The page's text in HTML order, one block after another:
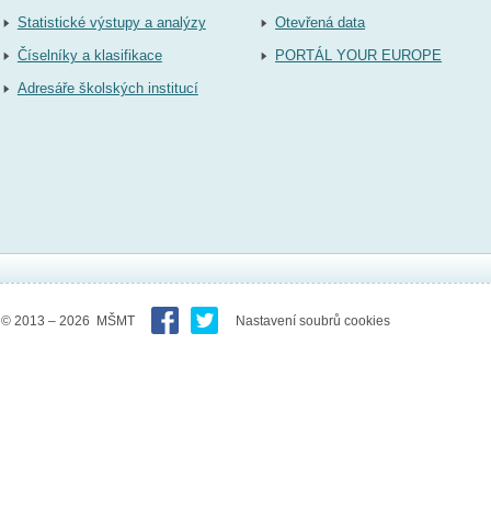
Statistické výstupy a analýzy
Číselníky a klasifikace
Adresáře školských institucí
Otevřená data
PORTÁL YOUR EUROPE
© 2013 – 2026 MŠMT Nastavení soubrů cookies